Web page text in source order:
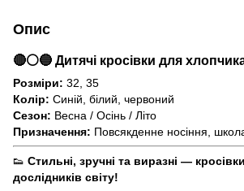
Опис
🔴⚪🔵 Дитячі кросівки для
Розміри: 32, 35
Колір: Синій, білий, червоний
Сезон: Весна / Осінь / Літо
Призначення: Повсякденне носіння,
👟 Стильні, зручні та виразні —
дослідників світу!